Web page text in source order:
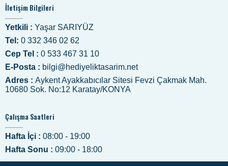
İletişim Bilgileri
Yetkili : Yaşar SARIYÜZ
Tel: 0 332 346 02 62
Cep Tel : 0 533 467 31 10
E-Posta : bilgi@hediyeliktasarim.net
Adres : Aykent Ayakkabıcılar Sitesi Fevzi Çakmak Mah.
10680 Sok. No:12 Karatay/KONYA
Çalışma Saatleri
Hafta İçi : 08:00 - 19:00
Hafta Sonu : 09:00 - 18:00